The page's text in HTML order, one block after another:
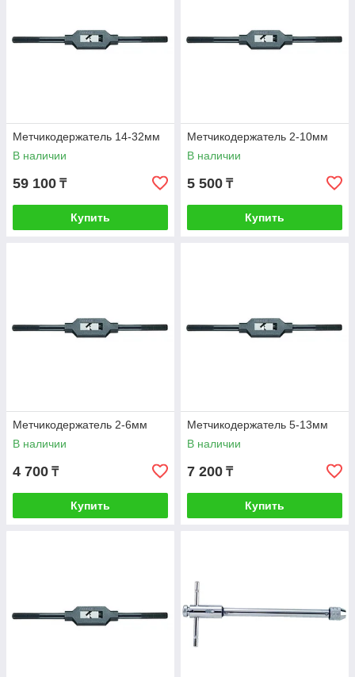
Метчикодержатель 14-32мм
В наличии
59 100 ₸
Купить
Метчикодержатель 2-10мм
В наличии
5 500 ₸
Купить
Метчикодержатель 2-6мм
В наличии
4 700 ₸
Купить
Метчикодержатель 5-13мм
В наличии
7 200 ₸
Купить